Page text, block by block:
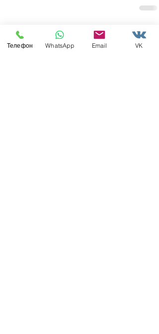
Недавние посты Смотреть все
Телефон WhatsApp Email VK